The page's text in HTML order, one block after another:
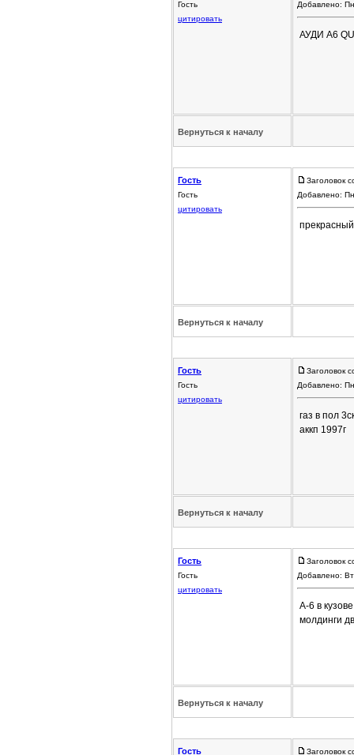
Гость
цитировать
Добавлено:
АУДИ А6
Вернуться к началу
Гость
Гость
цитировать
Заголовок
Добавлено:
Вернуться к началу
Гость
Гость
цитировать
Заголовок
Добавлено:
газ в пол
аккп 1997г
Вернуться к началу
Гость
Гость
цитировать
Заголовок
Добавлено:
А-6 в
молдинги
Вернуться к началу
Гость Заголовок